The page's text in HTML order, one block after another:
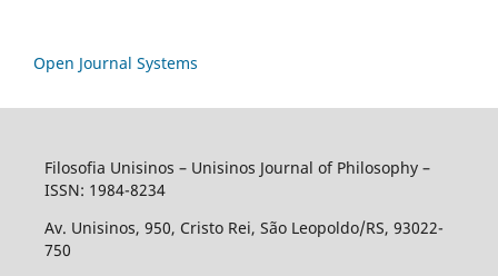
Open Journal Systems
Filosofia Unisinos – Unisinos Journal of Philosophy –
ISSN: 1984-8234
Av. Unisinos, 950, Cristo Rei, São Leopoldo/RS, 93022-
750